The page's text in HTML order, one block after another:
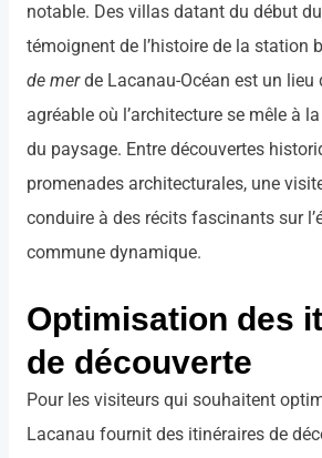
notable. Des villas datant du début
témoignent de l’histoire de la station
de merde Lacanau-Océan est un lieu
agréable où l’architecture se mêle à
du paysage. Entre découvertes
promenades architecturales, une
conduire à des récits fascinants sur
commune dynamique.
Optimisation des
de découverte
Pour les visiteurs qui souhaitent
Lacanau fournit des itinéraires de